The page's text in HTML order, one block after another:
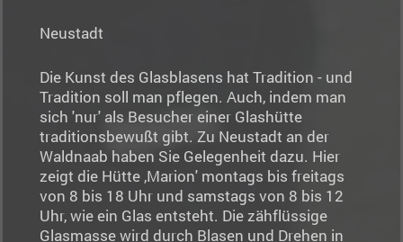
Neustadt
Die Kunst des Glasblasens hat Tradition - und
Tradition soll man pflegen. Auch, indem man
sich 'nur' als Besucher einer Glashütte
traditionsbewußt gibt. Zu Neustadt an der
Waldnaab haben Sie Gelegenheit dazu. Hier
zeigt die Hütte ,Marion' montags bis freitags
von 8 bis 18 Uhr und samstags von 8 bis 12
Uhr, wie ein Glas entsteht. Die zähflüssige
Glasmasse wird durch Blasen und Drehen in